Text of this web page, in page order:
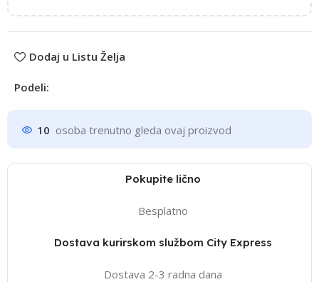
Dodaj u Listu Želja
Podeli:
10 osoba trenutno gleda ovaj proizvod
Pokupite lično
Besplatno
Dostava kurirskom službom City Express
Dostava 2-3 radna dana